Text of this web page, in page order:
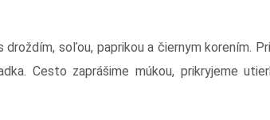
soľou, paprikou a čiernym korením.
Cesto zaprášime múkou, prikryjeme